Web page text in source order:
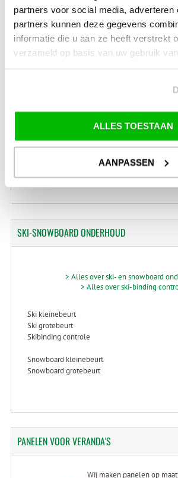
partners voor social media, adverteren
partners kunnen deze gegevens
informatie die u aan ze heeft verstrekt
verzameld op basis van uw gebruik
ALLES TOESTAAN
AANPASSEN
*) Voor grotere pakketverzendingen en bijzondere
afwijkende tarieven en levertermijnen gelden. Deze staan
Kijk hier voor de ruilen-retourneren
Waar is ons bedrijf gevestigd?
Schrijf je in voor onze nieuwsbrief!
SKI-SNOWBOARDONDERHOUD
> Alles over ski- en snowboard
> Alles over ski-binding
Ski kleinebeurt
Ski grotebeurt
Skibinding controle
Snowboard kleinebeurt
Snowboard grotebeurt
PANELENVOOR VERANDA'S
Wij maken panelen op maat.